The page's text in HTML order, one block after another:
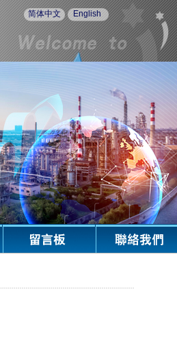
简体中文 English